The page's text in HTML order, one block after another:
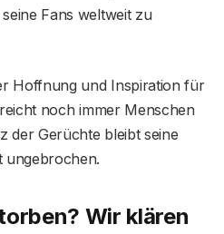
Fans weltweit zu
Hoffnung und Inspiration für
noch immer Menschen
der Gerüchte bleibt seine
ungebrochen.
Wir klären